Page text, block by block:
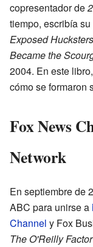
copresentador de
tiempo, escribía
Exposed
Became the
2004. En este
cómo se formaron
Fox News
Network
En septiembre de
ABC para unirse a
Channel y Fox
The O'Reilly Factor